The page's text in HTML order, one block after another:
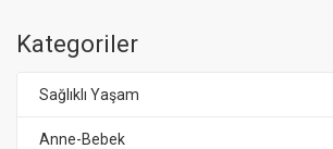
Kategoriler
Sağlıklı Yaşam
Anne-Bebek